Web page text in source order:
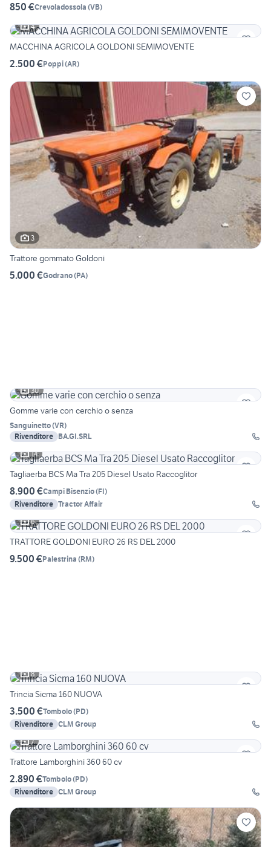
850 €Crevoladossola (VB)
4
MACCHINA AGRICOLA GOLDONI SEMIMOVENTE
2.500 €Poppi(AR)
3
Trattore gommato Goldoni
5.000 €Godrano(PA)
30
Gomme varie con cerchio o senza
Sanguinetto(VR)
Rivenditore BA.GI.SRL
14
Tagliaerba BCS Ma Tra 205 Diesel Usato Raccoglitor
8.900 €Campi Bisenzio(FI)
Rivenditore Tractor Affair
6
TRATTORE GOLDONI EURO 26 RS DEL 2000
9.500 €Palestrina (RM)
8
Trincia Sicma 160 NUOVA
3.500 €Tombolo(PD)
Rivenditore CLM Group
7
Trattore Lamborghini 360 60 cv
2.890 €Tombolo(PD)
Rivenditore CLM Group